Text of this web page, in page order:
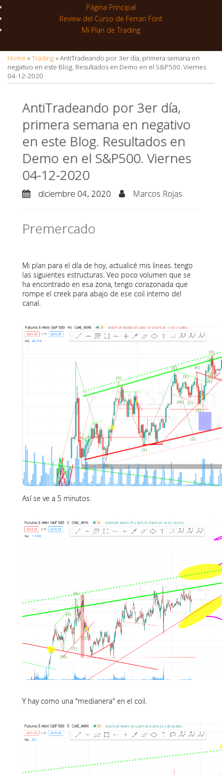
r
a
m
r
Página Principal
Review del Curso de Ferran Font
Mi Plan de Trading
Home »Trading»AntiTradeando por 3er día, primera semana en
negativo en este Blog. Resultados en Demo en el S&P500. Viernes
04-12-2020
AntiTradeando por 3er día,
primera semana en negativo
en este Blog. Resultados en
Demo en el S&P500. Viernes
04-12-2020
diciembre 04, 2020 Marcos Rojas
Premercado
Mi plan para el día de hoy, actualicé mis lineas. tengo
las siguientes estructuras. Veo poco volumen que se
ha encontrado en esa zona, tengo corazonada que
rompe el creek para abajo de ese coil interno del
canal.
Así se ve a 5 minutos.
Y hay como una "medianera" en el coil.